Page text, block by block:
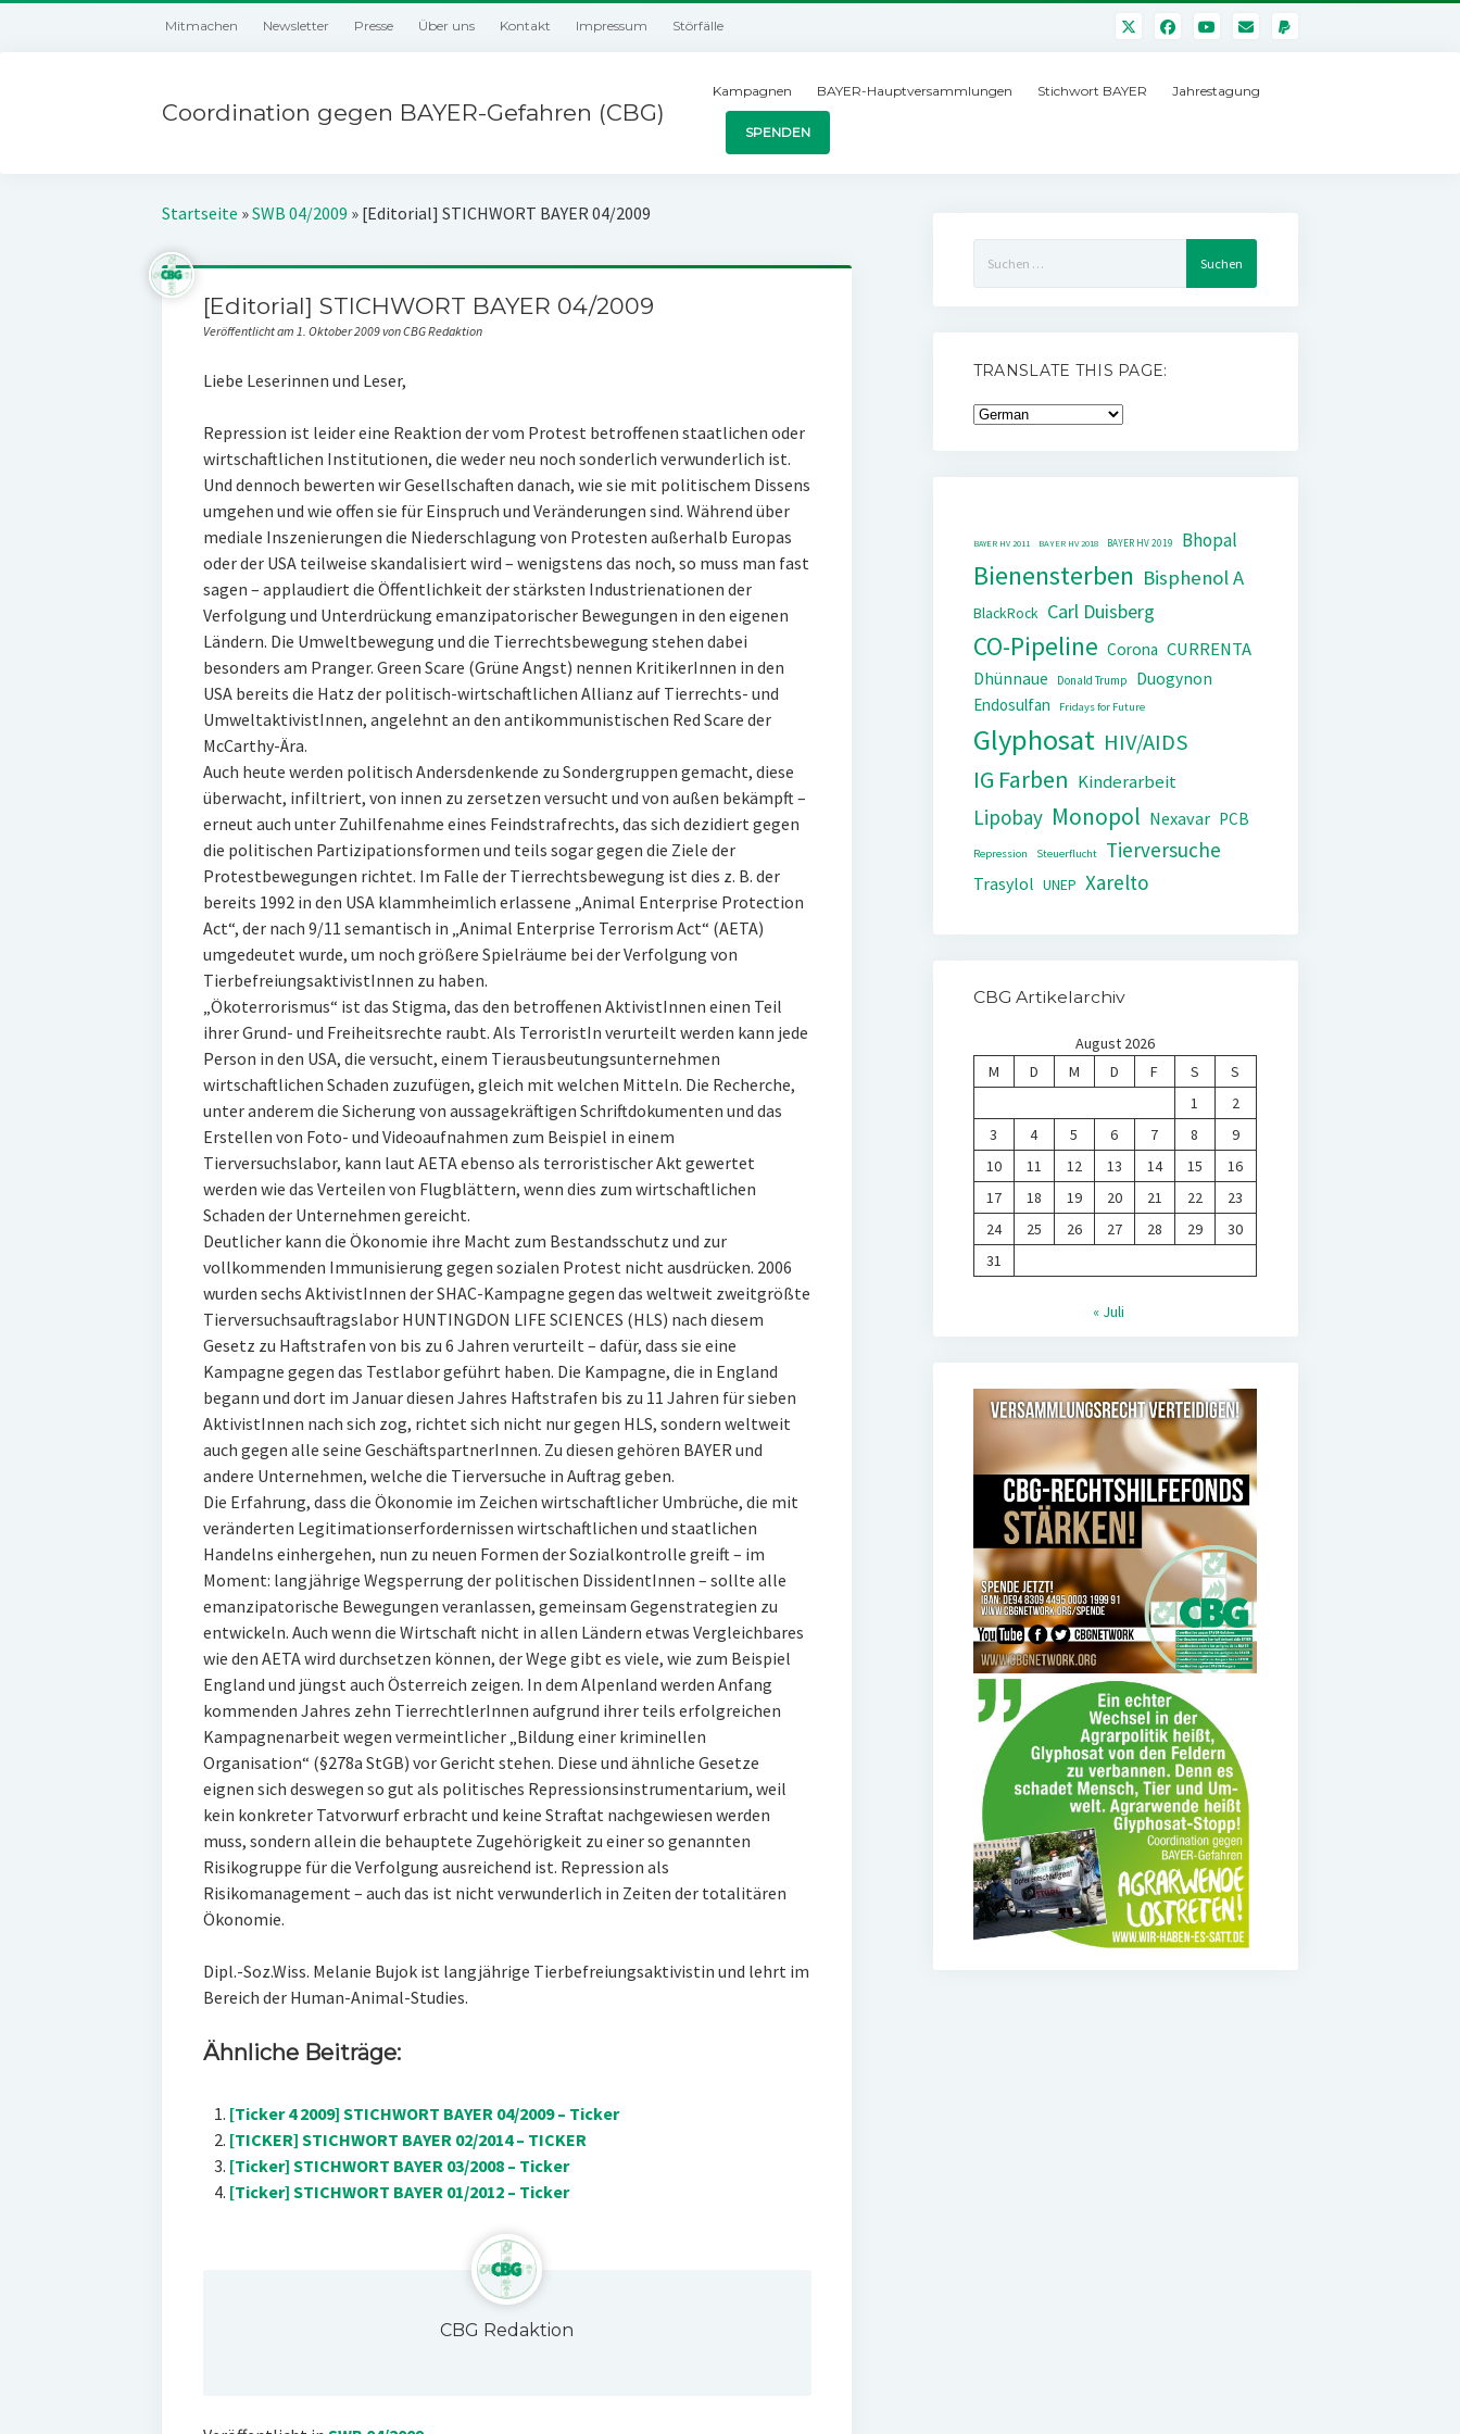
Mitmachen Newsletter Presse Über uns Kontakt Impressum Störfälle
Coordination gegen BAYER-Gefahren (CBG)
Kampagnen BAYER-Hauptversammlungen Stichwort BAYER Jahrestagung
SPENDEN
Startseite »SWB 04/2009 » [Editorial] STICHWORT BAYER 04/2009
[Editorial] STICHWORT BAYER 04/2009
Veröffentlicht am 1. Oktober 2009 von CBG Redaktion
Liebe Leserinnen und Leser,
Repression ist leider eine Reaktion der vom Protest betroffenen staatlichen oder
wirtschaftlichen Institutionen, die weder neu noch sonderlich verwunderlich ist.
Und dennoch bewerten wir Gesellschaften danach, wie sie mit politischem Dissens
umgehen und wie offen sie für Einspruch und Veränderungen sind. Während über
mediale Inszenierungen die Niederschlagung von Protesten außerhalb Europas
oder der USA teilweise skandalisiert wird – wenigstens das noch, so muss man fast
sagen – applaudiert die Öffentlichkeit der stärksten Industrienationen der
Verfolgung und Unterdrückung emanzipatorischer Bewegungen in den eigenen
Ländern. Die Umweltbewegung und die Tierrechtsbewegung stehen dabei
besonders am Pranger. Green Scare (Grüne Angst) nennen KritikerInnen in den
USA bereits die Hatz der politisch-wirtschaftlichen Allianz auf Tierrechts- und
UmweltaktivistInnen, angelehnt an den antikommunistischen Red Scare der
McCarthy-Ära.
Auch heute werden politisch Andersdenkende zu Sondergruppen gemacht, diese
überwacht, infiltriert, von innen zu zersetzen versucht und von außen bekämpft –
erneut auch unter Zuhilfenahme eines Feindstrafrechts, das sich dezidiert gegen
die politischen Partizipationsformen und teils sogar gegen die Ziele der
Protestbewegungen richtet. Im Falle der Tierrechtsbewegung ist dies z. B. der
bereits 1992 in den USA klammheimlich erlassene „Animal Enterprise Protection
Act“, der nach 9/11 semantisch in „Animal Enterprise Terrorism Act“ (AETA)
umgedeutet wurde, um noch größere Spielräume bei der Verfolgung von
TierbefreiungsaktivistInnen zu haben.
„Ökoterrorismus“ ist das Stigma, das den betroffenen AktivistInnen einen Teil
ihrer Grund- und Freiheitsrechte raubt. Als TerroristIn verurteilt werden kann jede
Person in den USA, die versucht, einem Tierausbeutungsunternehmen
wirtschaftlichen Schaden zuzufügen, gleich mit welchen Mitteln. Die Recherche,
unter anderem die Sicherung von aussagekräftigen Schriftdokumenten und das
Erstellen von Foto- und Videoaufnahmen zum Beispiel in einem
Tierversuchslabor, kann laut AETA ebenso als terroristischer Akt gewertet
werden wie das Verteilen von Flugblättern, wenn dies zum wirtschaftlichen
Schaden der Unternehmen gereicht.
Deutlicher kann die Ökonomie ihre Macht zum Bestandsschutz und zur
vollkommenden Immunisierung gegen sozialen Protest nicht ausdrücken. 2006
wurden sechs AktivistInnen der SHAC-Kampagne gegen das weltweit zweitgrößte
Tierversuchsauftragslabor HUNTINGDON LIFE SCIENCES (HLS) nach diesem
Gesetz zu Haftstrafen von bis zu 6 Jahren verurteilt – dafür, dass sie eine
Kampagne gegen das Testlabor geführt haben. Die Kampagne, die in England
begann und dort im Januar diesen Jahres Haftstrafen bis zu 11 Jahren für sieben
AktivistInnen nach sich zog, richtet sich nicht nur gegen HLS, sondern weltweit
auch gegen alle seine GeschäftspartnerInnen. Zu diesen gehören BAYER und
andere Unternehmen, welche die Tierversuche in Auftrag geben.
Die Erfahrung, dass die Ökonomie im Zeichen wirtschaftlicher Umbrüche, die mit
veränderten Legitimationserfordernissen wirtschaftlichen und staatlichen
Handelns einhergehen, nun zu neuen Formen der Sozialkontrolle greift – im
Moment: langjährige Wegsperrung der politischen DissidentInnen – sollte alle
emanzipatorische Bewegungen veranlassen, gemeinsam Gegenstrategien zu
entwickeln. Auch wenn die Wirtschaft nicht in allen Ländern etwas Vergleichbares
wie den AETA wird durchsetzen können, der Wege gibt es viele, wie zum Beispiel
England und jüngst auch Österreich zeigen. In dem Alpenland werden Anfang
kommenden Jahres zehn TierrechtlerInnen aufgrund ihrer teils erfolgreichen
Kampagnenarbeit wegen vermeintlicher „Bildung einer kriminellen
Organisation“ (§278a StGB) vor Gericht stehen. Diese und ähnliche Gesetze
eignen sich deswegen so gut als politisches Repressionsinstrumentarium, weil
kein konkreter Tatvorwurf erbracht und keine Straftat nachgewiesen werden
muss, sondern allein die behauptete Zugehörigkeit zu einer so genannten
Risikogruppe für die Verfolgung ausreichend ist. Repression als
Risikomanagement – auch das ist nicht verwunderlich in Zeiten der totalitären
Ökonomie.
Dipl.-Soz.Wiss. Melanie Bujok ist langjährige Tierbefreiungsaktivistin und lehrt im
Bereich der Human-Animal-Studies.
Ähnliche Beiträge:
[Ticker 4 2009] STICHWORT BAYER 04/2009 – Ticker
[TICKER] STICHWORT BAYER 02/2014 – TICKER
[Ticker] STICHWORT BAYER 03/2008 – Ticker
[Ticker] STICHWORT BAYER 01/2012 – Ticker
CBG Redaktion
nach:
TRANSLATE THIS PAGE:
BAYER HV 2011 BAYER HV 2018 BAYER HV 2019 Bhopal
Bienensterben Bisphenol A
BlackRock Carl Duisberg
CO-Pipeline Corona CURRENTA
Dhünnaue Donald Trump
Duogynon
Endosulfan
Fridays for Future
Glyphosat HIV/AIDS
IG Farben Kinderarbeit
Lipobay Monopol Nexavar PCB
Repression Steuerflucht Tierversuche
Trasylol UNEP Xarelto
CBG Artikelarchiv
August 2026
M
D M D F S
S
1
2
3
4 5 6 7 8
9
10
11 12 13 14 15
16
17
18 19 20 21 22
23
24
25 26 27 28 29
30
31
« Juli